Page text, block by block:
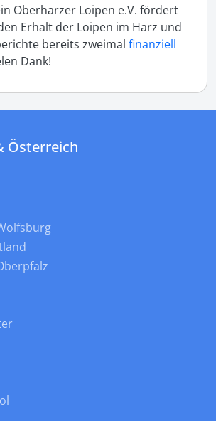
Oberharzer Loipen e.V. fördert
Erhalt der Loipen im Harz und
bereits zweimal finanziell
Dank!
Österreich